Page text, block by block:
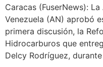
Caracas (FuserNews):
Venezuela (AN) aprobó
primera discusión, la
Hidrocarburos que
Delcy Rodríguez,